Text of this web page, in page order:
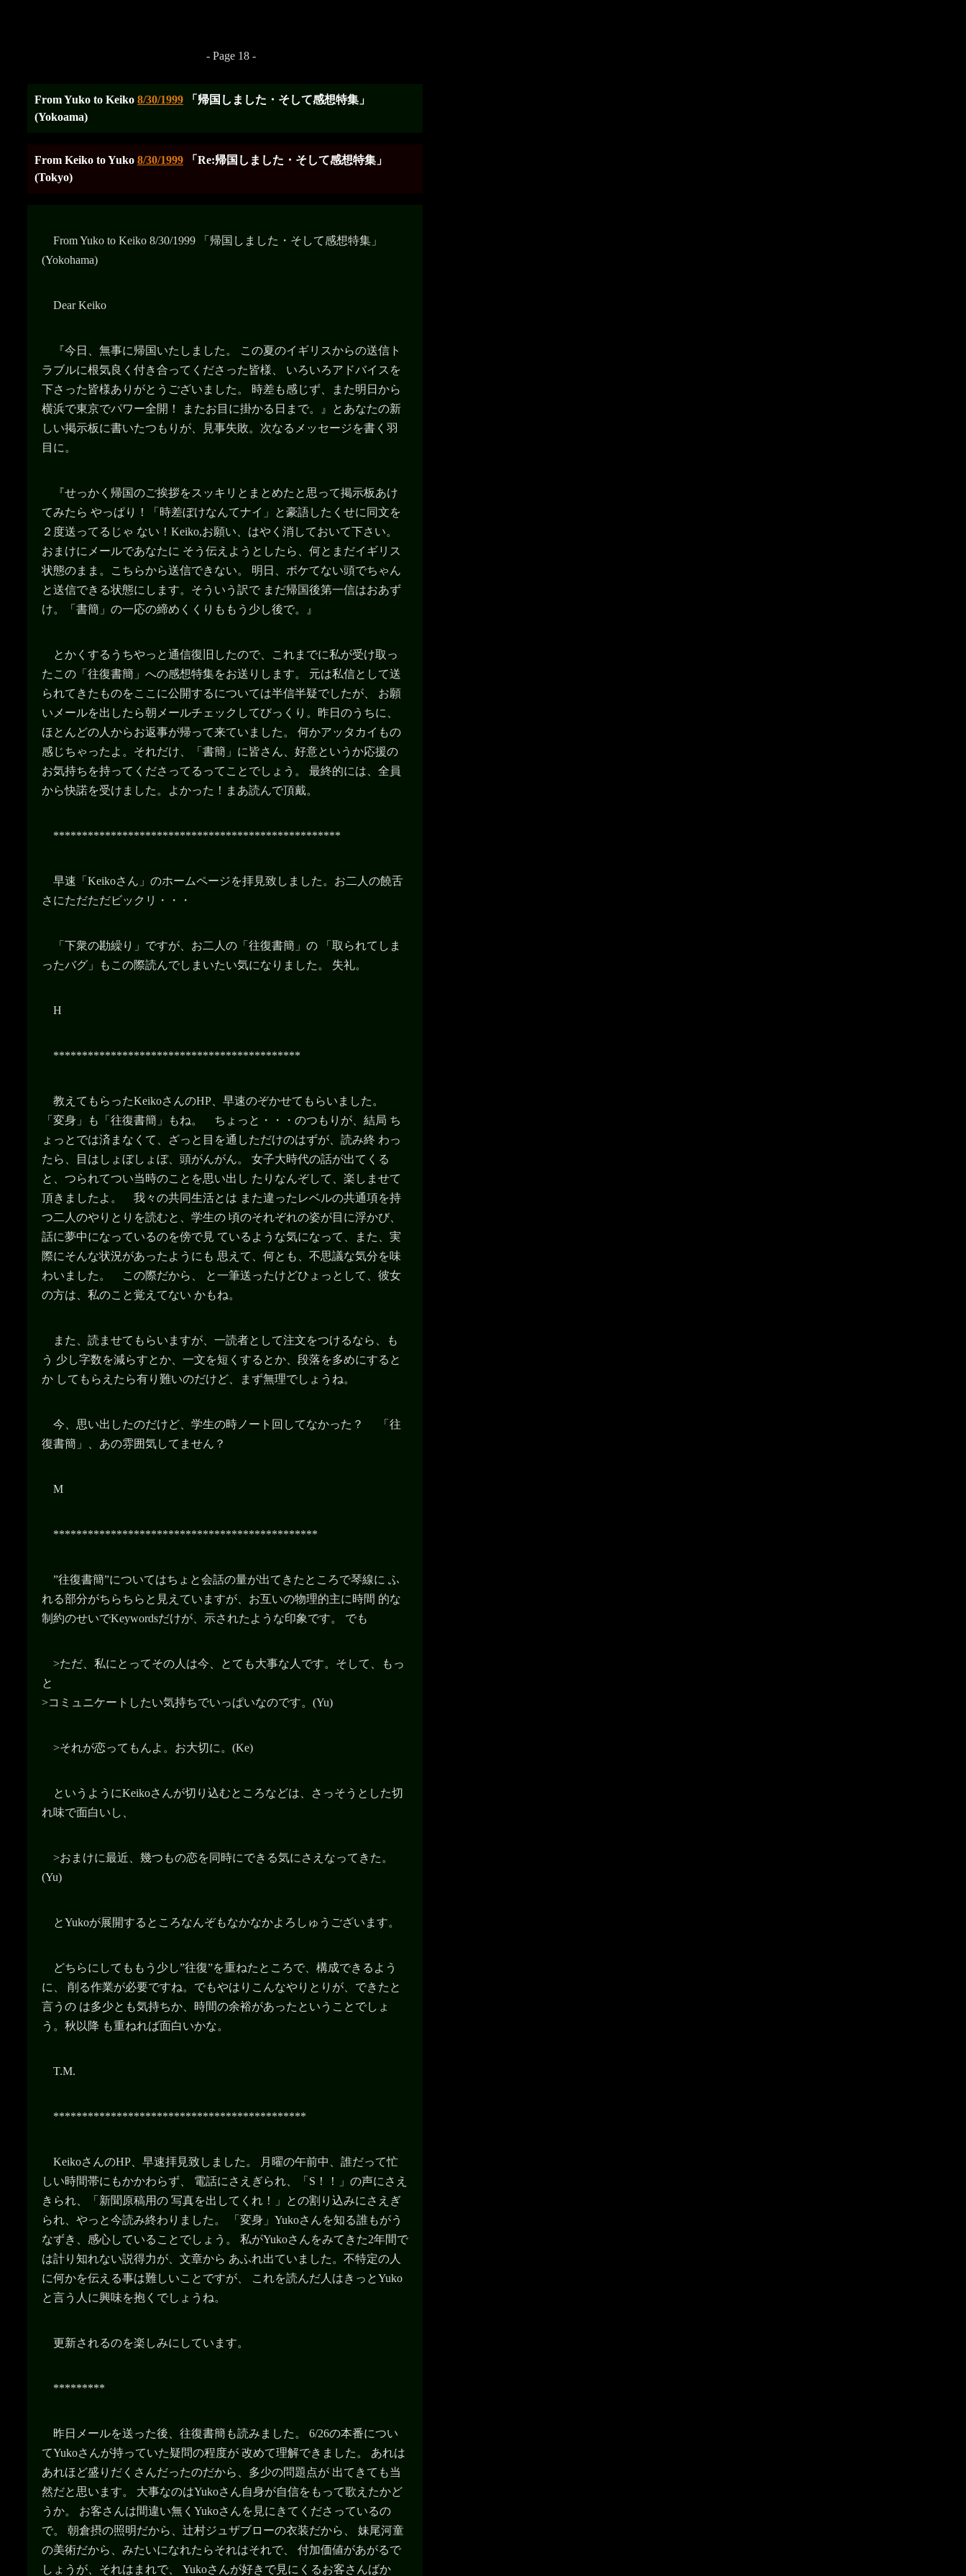
- Page 18 -
From Yuko to Keiko 8/30/1999 「帰国しました・そして感想特集」
(Yokoama)
From Keiko to Yuko 8/30/1999 「Re:帰国しました・そして感想特集」
(Tokyo)
From Yuko to Keiko 8/30/1999 「帰国しました・そして感想特集」
(Yokohama)
Dear Keiko
『今日、無事に帰国いたしました。 この夏のイギリスからの送信ト
ラブルに根気良く付き合ってくださった皆様、 いろいろアドバイスを
下さった皆様ありがとうございました。 時差も感じず、また明日から
横浜で東京でパワー全開！ またお目に掛かる日まで。』とあなたの新
しい掲示板に書いたつもりが、見事失敗。次なるメッセージを書く羽
目に。
『せっかく帰国のご挨拶をスッキリとまとめたと思って掲示板あけ
てみたら やっぱり！「時差ぼけなんてナイ」と豪語したくせに同文を
２度送ってるじゃ ない！Keiko,お願い、はやく消しておいて下さい。
おまけにメールであなたに そう伝えようとしたら、何とまだイギリス
状態のまま。こちらから送信できない。 明日、ボケてない頭でちゃん
と送信できる状態にします。そういう訳で まだ帰国後第一信はおあず
け。「書簡」の一応の締めくくりももう少し後で。』
とかくするうちやっと通信復旧したので、これまでに私が受け取っ
たこの「往復書簡」への感想特集をお送りします。 元は私信として送
られてきたものをここに公開するについては半信半疑でしたが、 お願
いメールを出したら朝メールチェックしてびっくり。昨日のうちに、
ほとんどの人からお返事が帰って来ていました。 何かアッタカイもの
感じちゃったよ。それだけ、「書簡」に皆さん、好意というか応援の
お気持ちを持ってくださってるってことでしょう。 最終的には、全員
から快諾を受けました。よかった！まあ読んで頂戴。
**************************************************
早速「Keikoさん」のホームページを拝見致しました。お二人の饒舌
さにただただビックリ・・・
「下衆の勘繰り」ですが、お二人の「往復書簡」の 「取られてしま
ったバグ」もこの際読んでしまいたい気になりました。 失礼。
H
*******************************************
教えてもらったKeikoさんのHP、早速のぞかせてもらいました。
「変身」も「往復書簡」もね。 ちょっと・・・のつもりが、結局 ち
ょっとでは済まなくて、ざっと目を通しただけのはずが、読み終 わっ
たら、目はしょぼしょぼ、頭がんがん。 女子大時代の話が出てくる
と、つられてつい当時のことを思い出し たりなんぞして、楽しませて
頂きましたよ。 我々の共同生活とは また違ったレベルの共通項を持
つ二人のやりとりを読むと、学生の 頃のそれぞれの姿が目に浮かび、
話に夢中になっているのを傍で見 ているような気になって、また、実
際にそんな状況があったようにも 思えて、何とも、不思議な気分を味
わいました。 この際だから、 と一筆送ったけどひょっとして、彼女
の方は、私のこと覚えてない かもね。
また、読ませてもらいますが、一読者として注文をつけるなら、も
う 少し字数を減らすとか、一文を短くするとか、段落を多めにすると
か してもらえたら有り難いのだけど、まず無理でしょうね。
今、思い出したのだけど、学生の時ノート回してなかった？ 「往
復書簡」、あの雰囲気してません？
M
**********************************************
”往復書簡”についてはちょと会話の量が出てきたところで琴線に ふ
れる部分がちらちらと見えていますが、お互いの物理的主に時間 的な
制約のせいでKeywordsだけが、示されたような印象です。 でも
>ただ、私にとってその人は今、とても大事な人です。そして、もっ
と
>コミュニケートしたい気持ちでいっぱいなのです。(Yu)
>それが恋ってもんよ。お大切に。(Ke)
というようにKeikoさんが切り込むところなどは、さっそうとした切
れ味で面白いし、
>おまけに最近、幾つもの恋を同時にできる気にさえなってきた。
(Yu)
とYukoが展開するところなんぞもなかなかよろしゅうございます。
どちらにしてももう少し”往復”を重ねたところで、構成できるよう
に、 削る作業が必要ですね。でもやはりこんなやりとりが、できたと
言うの は多少とも気持ちか、時間の余裕があったということでしょ
う。秋以降 も重ねれば面白いかな。
T.M.
********************************************
KeikoさんのHP、早速拝見致しました。 月曜の午前中、誰だって忙
しい時間帯にもかかわらず、 電話にさえぎられ、「S！！」の声にさえ
きられ、「新聞原稿用の 写真を出してくれ！」との割り込みにさえぎ
られ、やっと今読み終わりました。 「変身」Yukoさんを知る誰もがう
なずき、感心していることでしょう。 私がYukoさんをみてきた2年間で
は計り知れない説得力が、文章から あふれ出ていました。不特定の人
に何かを伝える事は難しいことですが、 これを読んだ人はきっとYuko
と言う人に興味を抱くでしょうね。
更新されるのを楽しみにしています。
*********
昨日メールを送った後、往復書簡も読みました。 6/26の本番につい
てYukoさんが持っていた疑問の程度が 改めて理解できました。 あれは
あれほど盛りだくさんだったのだから、多少の問題点が 出てきても当
然だと思います。 大事なのはYukoさん自身が自信をもって歌えたかど
うか。 お客さんは間違い無くYukoさんを見にきてくださっているの
で。 朝倉摂の照明だから、辻村ジュザブローの衣装だから、 妹尾河童
の美術だから、みたいになれたらそれはそれで、 付加価値があがるで
しょうが、それはまれで、 Yukoさんが好きで見にくるお客さんばか